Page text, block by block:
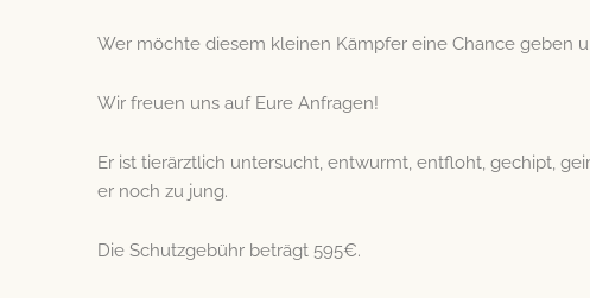
Wer möchte diesem kleinen Kämpfer eine Chance geben
Wir freuen uns auf Eure Anfragen!
Er ist tierärztlich untersucht, entwurmt, entfloht, gechipt,
er noch zu jung.
Die Schutzgebühr beträgt 595€.